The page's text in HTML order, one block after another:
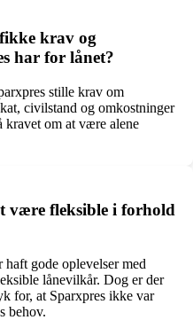
krav og
har for lånet?
stille krav om
civilstand og omkostninger
kravet om at være alene
være fleksible i forhold
gode oplevelser med
lånevilkår. Dog er der
for, at Sparxpres ikke var
behov.